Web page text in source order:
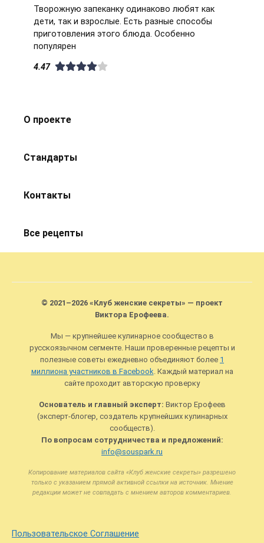
Творожную запеканку одинаково любят как
дети, так и взрослые. Есть разные способы
приготовления этого блюда. Особенно
популярен
4.47
О проекте
Стандарты
Контакты
Все рецепты
© 2021–2026 «Клуб женские секреты» — проект
Виктора Ерофеева.
Мы — крупнейшее кулинарное сообщество в
русскоязычном сегменте. Наши проверенные рецепты и
полезные советы ежедневно объединяют более 1
миллиона участников в Facebook. Каждый материал на
сайте проходит авторскую проверку
Основатель и главный эксперт: Виктор Ерофеев
(эксперт-блогер, создатель крупнейших кулинарных
сообществ).
По вопросам сотрудничества и предложений:
info@souspark.ru
Копирование материалов сайта «Клуб женские секреты» разрешено
только с указанием прямой активной ссылки на источник. Мнение
редакции может не совпадать с мнением авторов комментариев.
Пользовательское Соглашение